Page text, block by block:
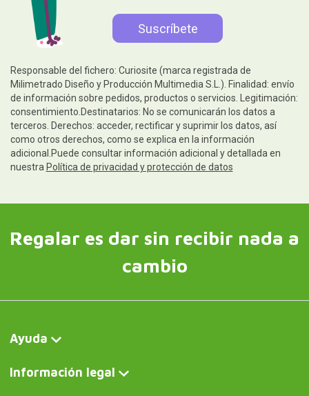
Responsable del fichero: Curiosite (marca registrada de
Milimetrado Diseño y Producción Multimedia S.L.). Finalidad: envío
de información sobre pedidos, productos o servicios. Legitimación:
consentimiento.Destinatarios: No se comunicarán los datos a
terceros. Derechos: acceder, rectificar y suprimir los datos, así
como otros derechos, como se explica en la información
adicional.Puede consultar información adicional y detallada en
nuestra Política de privacidad y protección de datos
Regalar es dar sin recibir nada a
cambio
Ayuda
Información legal